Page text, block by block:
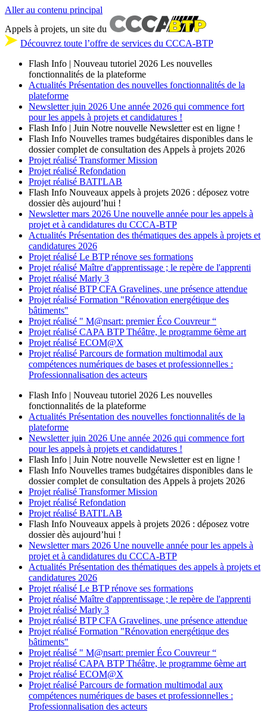
Aller au contenu principal
Appels à projets, un site du
Découvrez toute l’offre de services du CCCA-BTP
Flash Info | Nouveau tutoriel 2026 Les nouvelles
fonctionnalités de la plateforme
Actualités Présentation des nouvelles fonctionnalités de la
plateforme
Newsletter juin 2026 Une année 2026 qui commence fort
pour les appels à projets et candidatures !
Flash Info | Juin Notre nouvelle Newsletter est en ligne !
Flash Info Nouvelles trames budgétaires disponibles dans le
dossier complet de consultation des Appels à projets 2026
Projet réalisé Transformer Mission
Projet réalisé Refondation
Projet réalisé BATI'LAB
Flash Info Nouveaux appels à projets 2026 : déposez votre
dossier dès aujourd’hui !
Newsletter mars 2026 Une nouvelle année pour les appels à
projet et à candidatures du CCCA-BTP
Actualités Présentation des thématiques des appels à projets et
candidatures 2026
Projet réalisé Le BTP rénove ses formations
Projet réalisé Maître d'apprentissage ; le repère de l'apprenti
Projet réalisé Marly 3
Projet réalisé BTP CFA Gravelines, une présence attendue
Projet réalisé Formation "Rénovation energétique des
bâtiments"
Projet réalisé " M@nsart: premier Éco Couvreur “
Projet réalisé CAPA BTP Théâtre, le programme 6ème art
Projet réalisé ECOM@X
Projet réalisé Parcours de formation multimodal aux
compétences numériques de bases et professionnelles :
Professionnalisation des acteurs
Flash Info | Nouveau tutoriel 2026 Les nouvelles
fonctionnalités de la plateforme
Actualités Présentation des nouvelles fonctionnalités de la
plateforme
Newsletter juin 2026 Une année 2026 qui commence fort
pour les appels à projets et candidatures !
Flash Info | Juin Notre nouvelle Newsletter est en ligne !
Flash Info Nouvelles trames budgétaires disponibles dans le
dossier complet de consultation des Appels à projets 2026
Projet réalisé Transformer Mission
Projet réalisé Refondation
Projet réalisé BATI'LAB
Flash Info Nouveaux appels à projets 2026 : déposez votre
dossier dès aujourd’hui !
Newsletter mars 2026 Une nouvelle année pour les appels à
projet et à candidatures du CCCA-BTP
Actualités Présentation des thématiques des appels à projets et
candidatures 2026
Projet réalisé Le BTP rénove ses formations
Projet réalisé Maître d'apprentissage ; le repère de l'apprenti
Projet réalisé Marly 3
Projet réalisé BTP CFA Gravelines, une présence attendue
Projet réalisé Formation "Rénovation energétique des
bâtiments"
Projet réalisé " M@nsart: premier Éco Couvreur “
Projet réalisé CAPA BTP Théâtre, le programme 6ème art
Projet réalisé ECOM@X
Projet réalisé Parcours de formation multimodal aux
compétences numériques de bases et professionnelles :
Professionnalisation des acteurs